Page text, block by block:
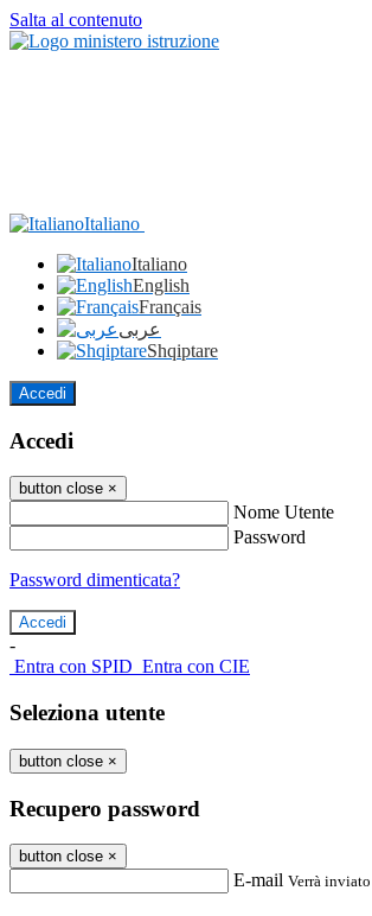
Salta al contenuto
Italiano
Italiano
English
Français
عربى
Shqiptare
Accedi
Accedi
button close ×
Nome Utente
Password
Password dimenticata?
-
Entra con SPID Entra con CIE
Seleziona utente
button close ×
Recupero password
button close ×
E-mail Verrà